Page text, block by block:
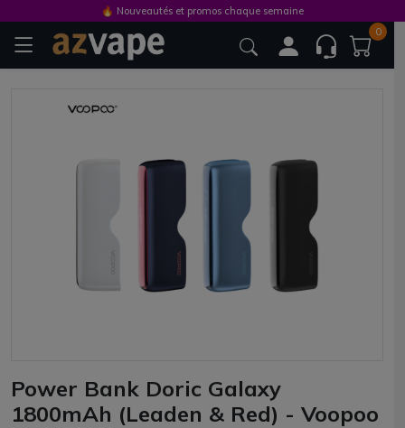
0
Power Bank Doric Galaxy
1800mAh (Leaden & Red) - Voopoo
🔥 Nouveautés et promos chaque semaine